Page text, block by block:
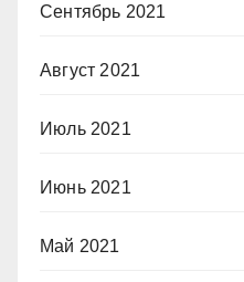
Сентябрь 2021
Август 2021
Июль 2021
Июнь 2021
Май 2021